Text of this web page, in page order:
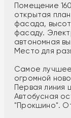
Помещение
открытая
фасада,
фасаду.
автономная
Место для
Самое
огромной
Первая линия
Автобусная
"Прокшино".